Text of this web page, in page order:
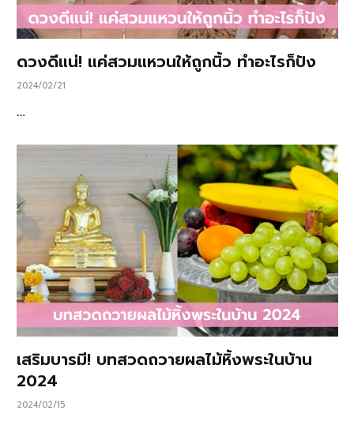
ดวงดีแน่! แค่สวมแหวนให้ถูกนิ้ว ทำอะไรก็ปัง
2024/02/21
…
เสริมบารมี! บทสวดถวายผลไม้หิ้งพระในบ้าน
2024
2024/02/15